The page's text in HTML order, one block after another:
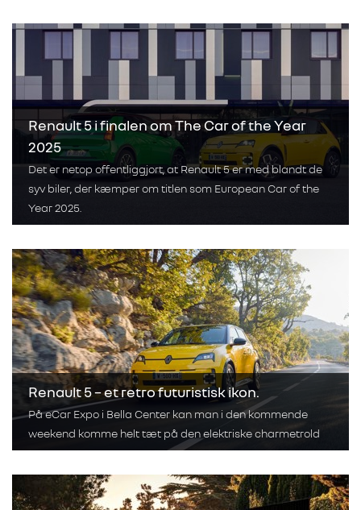
Renault 5 i finalen om The Car of the Year
2025
Det er netop offentliggjort, at Renault 5 er med blandt de
syv biler, der kæmper om titlen som European Car of the
Year 2025.
Renault 5 – et retro futuristisk ikon.
På eCar Expo i Bella Center kan man i den kommende
weekend komme helt tæt på den elektriske charmetrold